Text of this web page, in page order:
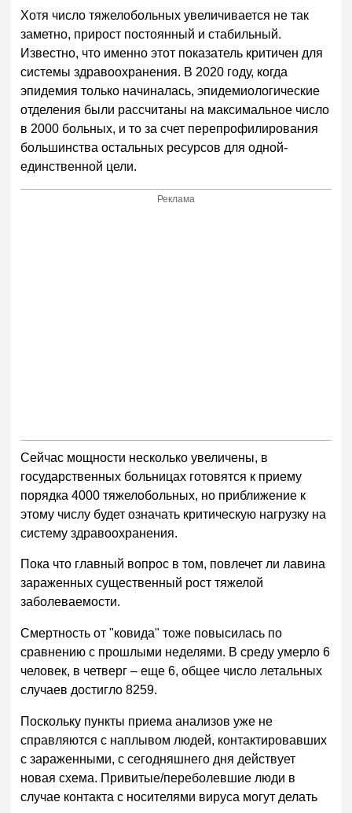
Хотя число тяжелобольных увеличивается не так
заметно, прирост постоянный и стабильный.
Известно, что именно этот показатель критичен для
системы здравоохранения. В 2020 году, когда
эпидемия только начиналась, эпидемиологические
отделения были рассчитаны на максимальное число
в 2000 больных, и то за счет перепрофилирования
большинства остальных ресурсов для одной-
единственной цели.
Реклама
Сейчас мощности несколько увеличены, в
государственных больницах готовятся к приему
порядка 4000 тяжелобольных, но приближение к
этому числу будет означать критическую нагрузку на
систему здравоохранения.
Пока что главный вопрос в том, повлечет ли лавина
зараженных существенный рост тяжелой
заболеваемости.
Смертность от "ковида" тоже повысилась по
сравнению с прошлыми неделями. В среду умерло 6
человек, в четверг – еще 6, общее число летальных
случаев достигло 8259.
Поскольку пункты приема анализов уже не
справляются с наплывом людей, контактировавших
с зараженными, с сегодняшнего дня действует
новая схема. Привитые/переболевшие люди в
случае контакта с носителями вируса могут делать